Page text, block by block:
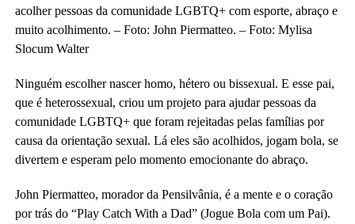
acolher pessoas da comunidade LGBTQ+ com esporte, abraço e
muito acolhimento. – Foto: John Piermatteo. – Foto: Mylisa
Slocum Walter
Ninguém escolher nascer homo, hétero ou bissexual. E esse pai,
que é heterossexual, criou um projeto para ajudar pessoas da
comunidade LGBTQ+ que foram rejeitadas pelas famílias por
causa da orientação sexual. Lá eles são acolhidos, jogam bola, se
divertem e esperam pelo momento emocionante do abraço.
John Piermatteo, morador da Pensilvânia, é a mente e o coração
por trás do “Play Catch With a Dad” (Jogue Bola com um Pai).